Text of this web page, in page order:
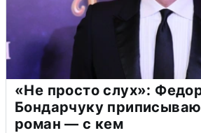
«Не просто слух»:
Бондарчуку
роман — с кем